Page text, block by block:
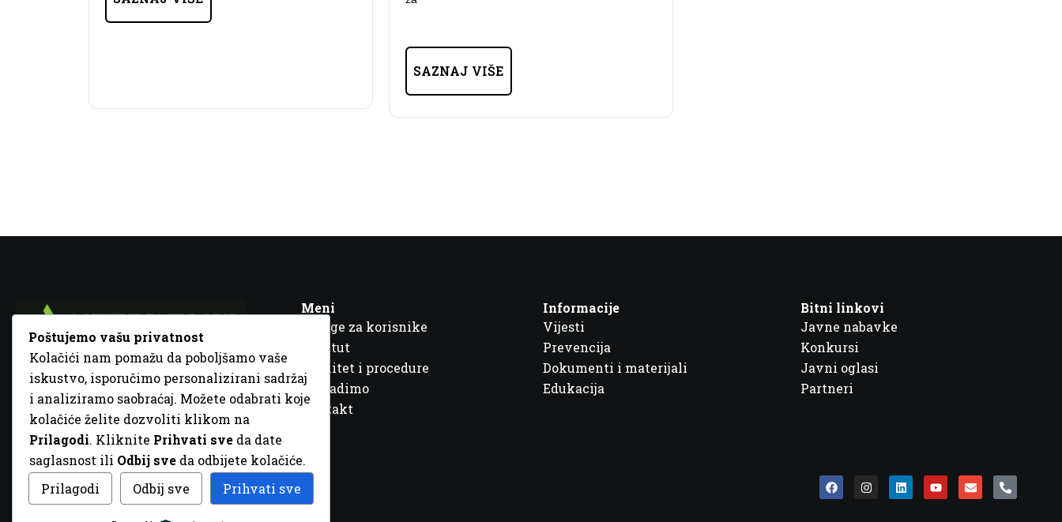
SAZNAJ VIŠE
Fra Ivana Jukića br. 2, 72000 Zenica, BiH
+387 32 448 001
info@inz.ba
http://www.inz.ba
Meni
Usluge za korisnike
Institut
Kvalitet i procedure
Šta radimo
Kontakt
Informacije
Vijesti
Prevencija
Dokumenti i materijali
Edukacija
Bitni linkovi
Javne nabavke
Konkursi
Javni oglasi
Partneri
© 2026 Sva prava zadržana. DizajnGordonDM
Poštujemo vašu privatnost
Kolačići nam pomažu da poboljšamo vaše
iskustvo, isporučimo personalizirani sadržaj
i analiziramo saobraćaj. Možete odabrati koje
kolačiće želite dozvoliti klikom na
Prilagodi. Kliknite Prihvati sve da date
saglasnost ili Odbij sve da odbijete kolačiće.
Prilagodi
Odbij sve Prihvati sve